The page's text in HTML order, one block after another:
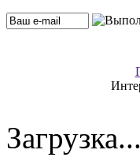
Загрузка...